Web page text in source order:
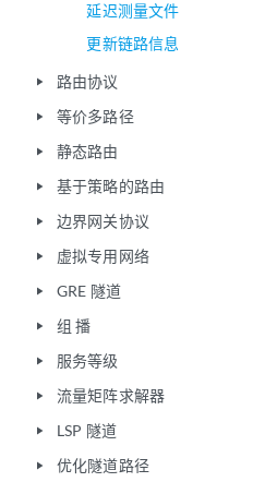
延迟测量文件
更新链路信息
play_arrow 路由协议
play_arrow 等价多路径
play_arrow 静态路由
play_arrow 基于策略的路由
play_arrow 边界网关协议
play_arrow 虚拟专用网络
play_arrow GRE 隧道
play_arrow 组 播
play_arrow 服务等级
play_arrow 流量矩阵求解器
play_arrow LSP 隧道
play_arrow 优化隧道路径